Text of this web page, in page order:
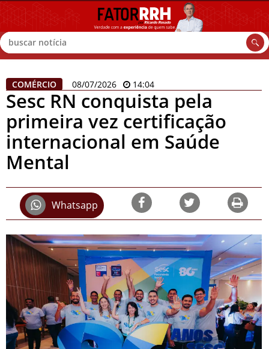
Buscar
COMÉRCIO 08/07/2026 14:04
Sesc RN conquista pela
primeira vez certificação
internacional em Saúde
Mental
Whatsapp